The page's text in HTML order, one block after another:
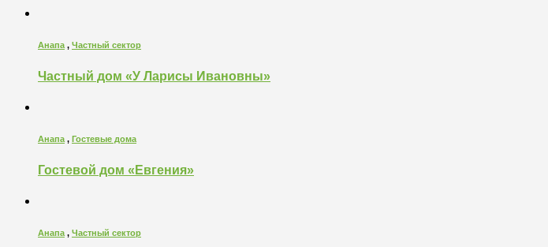
Анапа , Частный сектор
Частный дом «У Ларисы Ивановны»
Анапа , Гостевые дома
Гостевой дом «Евгения»
Анапа , Частный сектор